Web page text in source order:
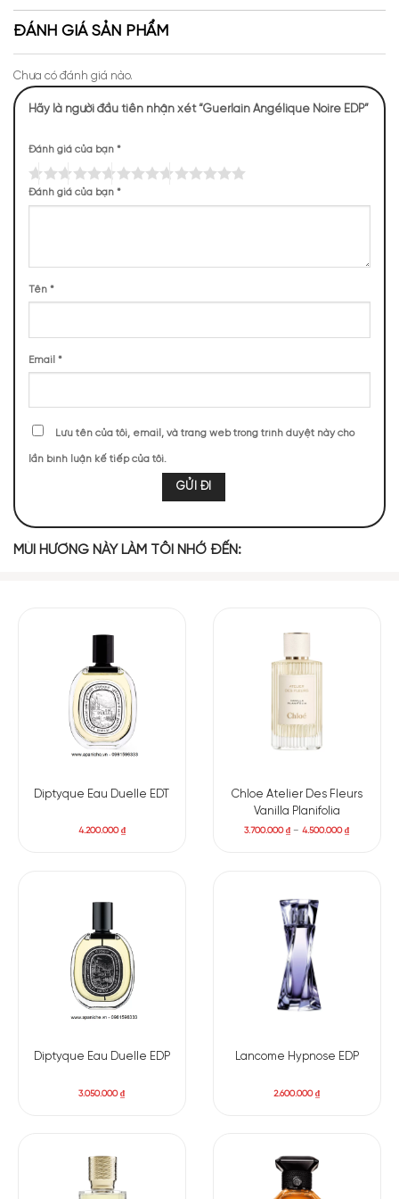
mang monogram Guerlain, đem lại cảm giác như một món
trang sức được hoàn thiện thủ công.
Mùi hương Angélique Noire
NHỮNG NOTE HƯƠNG THEO CẢM NHẬN
11483 (76,72%) 1451 (9,69%) 665 (4,44%)
MIDDLE NOTES
Đương
Quy/Bạch Chỉ
Gỗ Tuyết Tùng
Mở đầu của Angelique Noire là cảm giác xanh mát, hơi cay
đáo, có chút đắng thanh, được làm mềm bởi vị lê mọng nước
sang, được cedar cân bằng bằng nét gỗ khô thanh lịch. Chính
sự đối lập giữa vanilla ngọt mượt và bạch chỉ xanh đắng khiến
ĐÁNH GIÁ SẢN PHẨM
Chưa có đánh giá nào.
Hãy là người đầu tiên nhận xét “Guerlain Angélique Noire EDP”
Đánh giá của bạn *
Đánh giá của bạn *
Tên *
Email *
Lưu tên của tôi, email, và trang web trong trình duyệt này cho
lần bình luận kế tiếp của tôi.
MÙI HƯƠNG NÀY LÀM TÔI NHỚ ĐẾN:
Diptyque Eau Duelle EDT
4.200.000₫
Chloe Atelier Des Fleurs
Vanilla Planifolia
3.700.000₫ –4.500.000₫
Diptyque Eau Duelle EDP
3.050.000₫
Lancome Hypnose EDP
2.600.000₫